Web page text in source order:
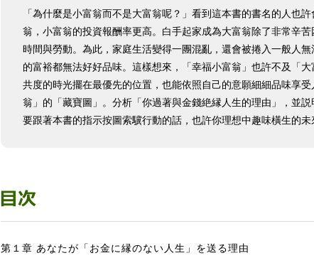
「為什麼是小富翁而不是大富翁呢？」看到這本書的書名的人也
翁，小富翁的投資報酬率更高。白手起家成為大富翁除了非常辛
時間與勞動。為此，家庭生活變得一團混亂，還會被捲入一般人
的富裕都無法好好品味。這樣想來，「幸福小富翁」也許不及「
共度的時光擺在最優先的位置，也能依照自己的意願細細品味享
翁」的「藏寶圖」。分析「你過著與金錢絶縁人生的理由」，並
要跟著本書的指示按圖索驥行動的話，也許你理想中趣味橫生的未
第１章 あなたが「お金に縁のない人生」を送る理由